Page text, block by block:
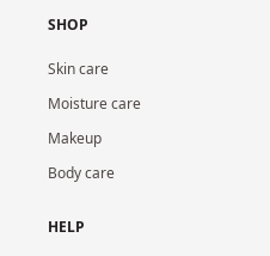
SHOP
Skin care
Moisture care
Makeup
Body care
HELP